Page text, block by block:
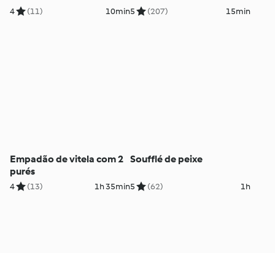
4 (11) 10min5 (207) 15min
Empadão de vitela com 2
purés
4 (13) 1h 35min
Soufflé de peixe
5 (62) 1h